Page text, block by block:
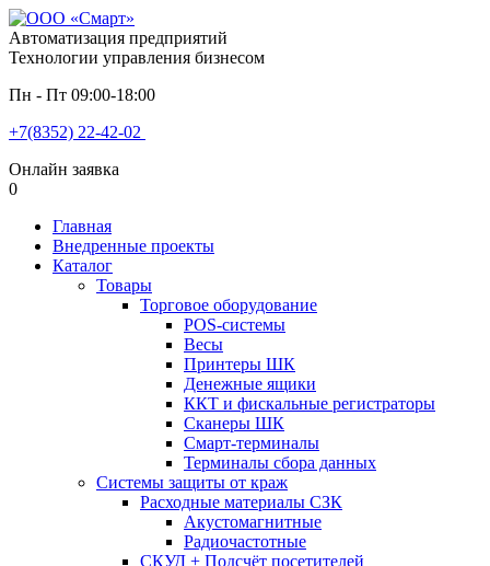
Автоматизация предприятий
Технологии управления бизнесом
Пн - Пт 09:00-18:00
+7(8352) 22-42-02
Онлайн заявка
0
Главная
Внедренные проекты
Каталог
Товары
Торговое оборудование
POS-системы
Весы
Принтеры ШК
Денежные ящики
ККТ и фискальные регистраторы
Сканеры ШК
Смарт-терминалы
Терминалы сбора данных
Системы защиты от краж
Расходные материалы СЗК
Акустомагнитные
Радиочастотные
СКУД + Подсчёт посетителей